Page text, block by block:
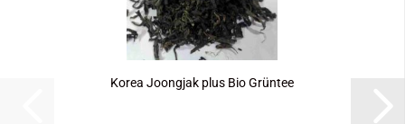
Korea Joongjak plus Bio Grüntee